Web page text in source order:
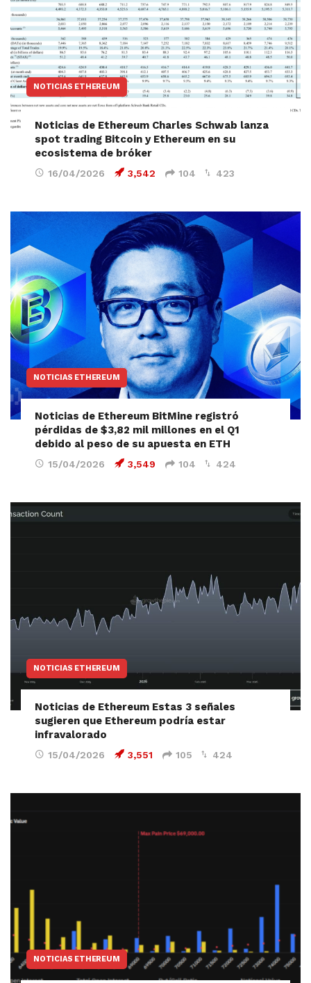
NOTICIAS ETHEREUM
Noticias de Ethereum Charles Schwab lanza
spot trading Bitcoin y Ethereum en su
ecosistema de bróker
16/04/2026 3,542 104 423
NOTICIAS ETHEREUM
Noticias de Ethereum BitMine registró
pérdidas de $3,82 mil millones en el Q1
debido al peso de su apuesta en ETH
15/04/2026 3,549 104 424
NOTICIAS ETHEREUM
Noticias de Ethereum Estas 3 señales
sugieren que Ethereum podría estar
infravalorado
15/04/2026 3,551 105 424
NOTICIAS ETHEREUM